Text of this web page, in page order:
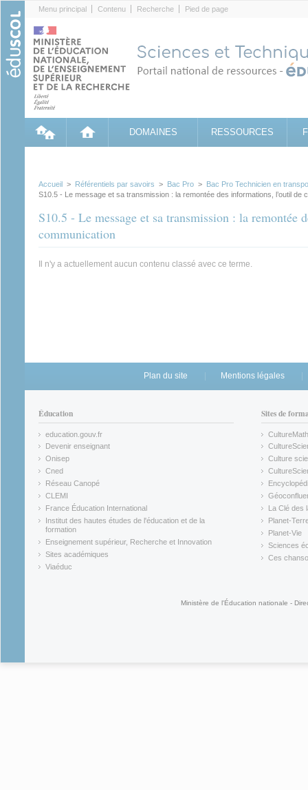
Menu principal Contenu Recherche Pied de page
DOMAINES RESSOURCES
Accueil > Référentiels par savoirs > Bac Pro > Bac Pro Technicien en
S10.5 - Le message et sa transmission : la remontée des informations, l’outil de
S10.5 - Le message et sa transmission : la remontée
communication
Il n'y a actuellement aucun contenu classé avec ce terme.
Plan du site Mentions légales
Éducation
education.gouv.fr
(link is external)
Devenir enseignant
(link is external)
Onisep
(link is external)
Cned
(link is external)
Réseau Canopé
(link is external)
CLEMI
(link is external)
France Éducation International
(link is external)
Institut des hautes études de l'éducation et de la
formation
(link is external)
Enseignement supérieur, Recherche et Innovation
(link is external)
Sites académiques
(link is external)
Viaéduc
Sites de
CultureMath
(link is
(link is
Culture
(link is
(link is
(link is
La Clé des
(link is
Planet-
(link is
Planet-Vie
(link is
Sciences
(link is
Ces
Ministère de l'Éducation nationale -